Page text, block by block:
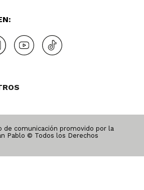
de comunicación promovido por la
Pablo © Todos los Derechos